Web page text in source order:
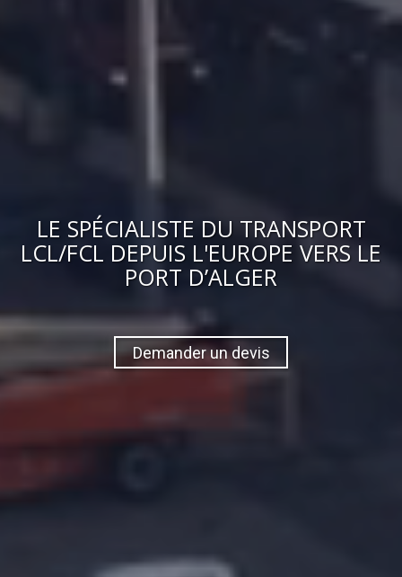
LE SPÉCIALISTE DU TRANSPORT
LCL/FCL DEPUIS L'EUROPE VERS LE
PORT D’ALGER
Demander un devis